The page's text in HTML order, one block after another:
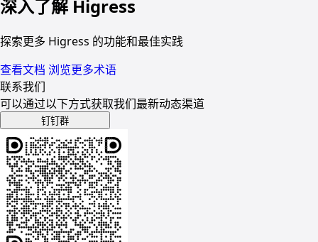
深入了解 Higress
探索更多 Higress 的功能和最佳实践
查看文档 浏览更多术语
联系我们
可以通过以下方式获取我们最新动态渠道
钉钉群